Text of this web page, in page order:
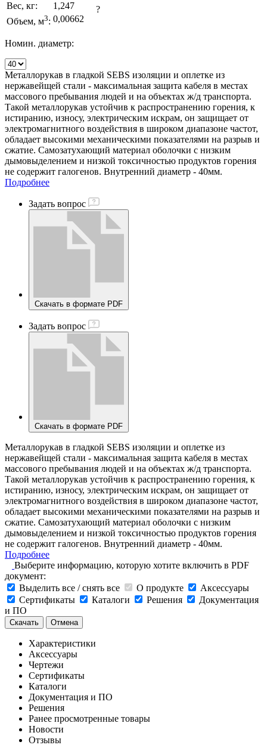
Вес, кг:
1,247
Объем, м3: 0,00662
?
Номин. диаметр:
Металлорукав в гладкой SEBS изоляции и оплетке из
нержавейщей стали - максимальная защита кабеля в местах
массового пребывания людей и на объектах ж/д транспорта.
Такой металлорукав устойчив к распространению горения, к
истиранию, износу, электрическим искрам, он защищает от
электромагнитного воздействия в широком диапазоне частот,
обладает высокими механическими показателями на разрыв и
сжатие. Самозатухающий материал оболочки с низким
дымовыделением и низкой токсичностью продуктов горения
не содержит галогенов. Внутренний диаметр - 40мм.
Подробнее
Задать вопрос
Скачать в формате PDF
Задать вопрос
Скачать в формате PDF
Металлорукав в гладкой SEBS изоляции и оплетке из
нержавейщей стали - максимальная защита кабеля в местах
массового пребывания людей и на объектах ж/д транспорта.
Такой металлорукав устойчив к распространению горения, к
истиранию, износу, электрическим искрам, он защищает от
электромагнитного воздействия в широком диапазоне частот,
обладает высокими механическими показателями на разрыв и
сжатие. Самозатухающий материал оболочки с низким
дымовыделением и низкой токсичностью продуктов горения
не содержит галогенов. Внутренний диаметр - 40мм.
Подробнее
Выберите информацию, которую хотите включить в PDF
документ:
Выделить все / снять все
О продукте
Аксессуары
Сертификаты
Каталоги Решения
Документация
и ПО
Скачать Отмена
Характеристики
Аксессуары
Чертежи
Сертификаты
Каталоги
Документация и ПО
Решения
Ранее просмотренные товары
Новости
Отзывы